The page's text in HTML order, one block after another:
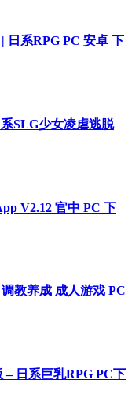
日系RPG PC 安卓 下
SLG少女凌虐逃脱
V2.12 官中 PC 下
教养成 成人游戏 PC
– 日系巨乳RPG PC下